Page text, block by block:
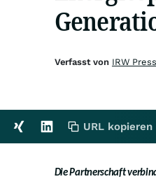
Die Partnerschaft
Verfasst von IRW Press
URL kopieren